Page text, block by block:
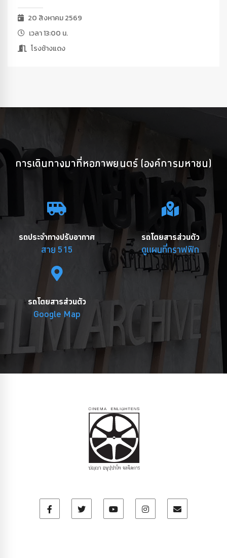
20 สิงหาคม 2569
เวลา 13:00 น.
โรงช้างแดง
การเดินทางมาที่หอภาพยนตร์ (องค์การมหาชน)
รถประจำทางปรับอากาศ
สาย 515
รถโดยสารส่วนตัว
ดูแผนที่กราฟฟิก
รถโดยสารส่วนตัว
Google Map